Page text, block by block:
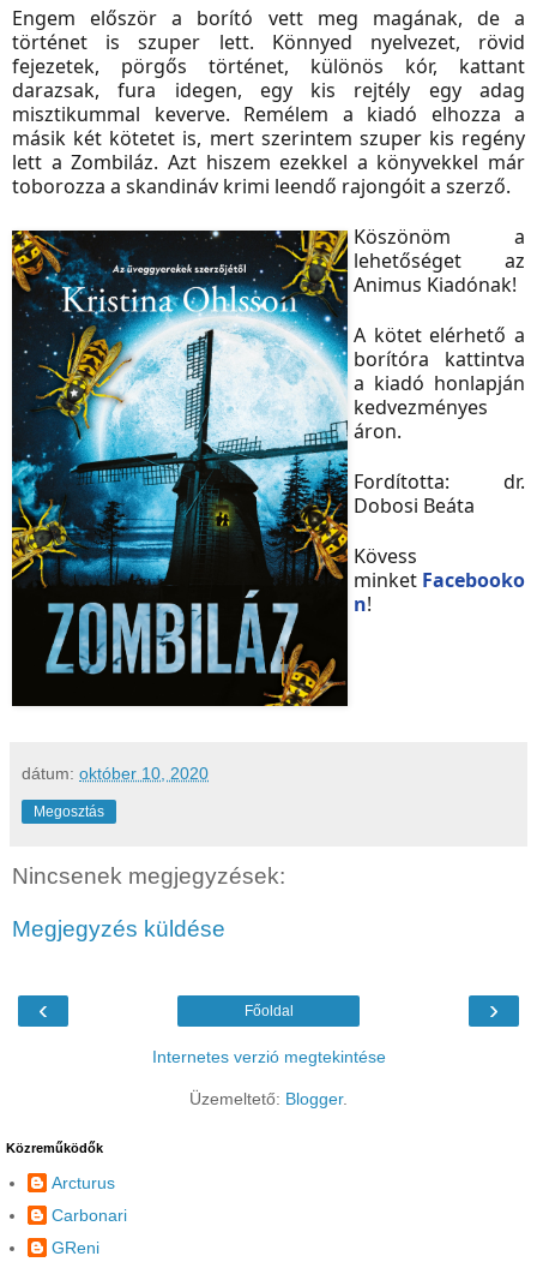
Engem először a borító vett meg magának, de a
történet is szuper lett. Könnyed nyelvezet, rövid
fejezetek, pörgős történet, különös kór, kattant
darazsak, fura idegen, egy kis rejtély egy adag
misztikummal keverve. Remélem a kiadó elhozza a
másik két kötetet is, mert szerintem szuper kis regény
lett a Zombiláz. Azt hiszem ezekkel a könyvekkel már
toborozza a skandináv krimi leendő rajongóit a szerző.
Köszönöm a
lehetőséget az
Animus Kiadónak!
A kötet elérhető a
borítóra kattintva
a kiadó honlapján
kedvezményes
áron.
Fordította: dr.
Dobosi Beáta
Kövess
minket Facebooko
n!
dátum: október 10, 2020
Megosztás
Nincsenek megjegyzések:
Megjegyzés küldése
‹ ›
Főoldal
Internetes verzió megtekintése
Üzemeltető: Blogger.
Közreműködők
Arcturus
Carbonari
GReni